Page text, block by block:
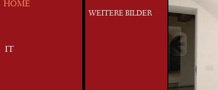
HOME
IT
WEITERE BILDER